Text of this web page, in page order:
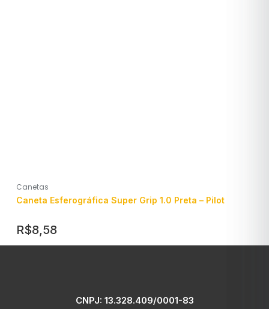
Canetas
Caneta Esferográfica Super Grip 1.0 Preta – Pilot
R$8,58
CNPJ: 13.328.409/0001-83